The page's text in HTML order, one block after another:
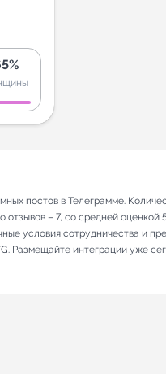
постов в Телеграмме.
отзывов – 7, со средней оценкой
условия сотрудничества и
Размещайте интеграции уже